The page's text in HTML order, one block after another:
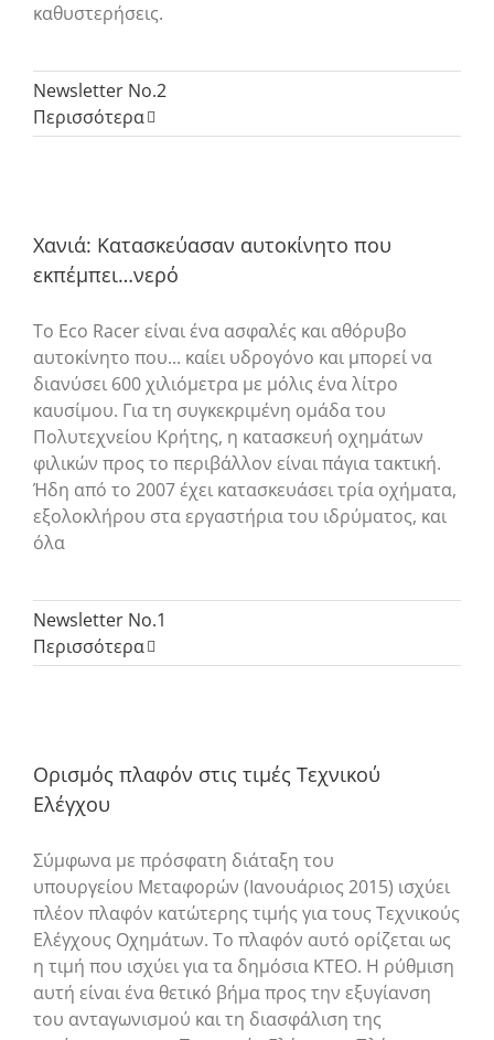
καθυστερήσεις.
Newsletter No.2
Περισσότερα
Χανιά: Κατασκεύασαν αυτοκίνητο που
εκπέμπει…νερό
Το Eco Racer είναι ένα ασφαλές και αθόρυβο
αυτοκίνητο που... καίει υδρογόνο και μπορεί να
διανύσει 600 χιλιόμετρα με μόλις ένα λίτρο
καυσίμου. Για τη συγκεκριμένη ομάδα του
Πολυτεχνείου Κρήτης, η κατασκευή οχημάτων
φιλικών προς το περιβάλλον είναι πάγια τακτική.
Ήδη από το 2007 έχει κατασκευάσει τρία οχήματα,
εξολοκλήρου στα εργαστήρια του ιδρύματος, και
όλα
Newsletter No.1
Περισσότερα
Ορισμός πλαφόν στις τιμές Τεχνικού
Ελέγχου
Σύμφωνα με πρόσφατη διάταξη του
υπουργείου Μεταφορών (Ιανουάριος 2015) ισχύει
πλέον πλαφόν κατώτερης τιμής για τους Τεχνικούς
Ελέγχους Οχημάτων. Το πλαφόν αυτό ορίζεται ως
η τιμή που ισχύει για τα δημόσια ΚΤΕΟ. Η ρύθμιση
αυτή είναι ένα θετικό βήμα προς την εξυγίανση
του ανταγωνισμού και τη διασφάλιση της